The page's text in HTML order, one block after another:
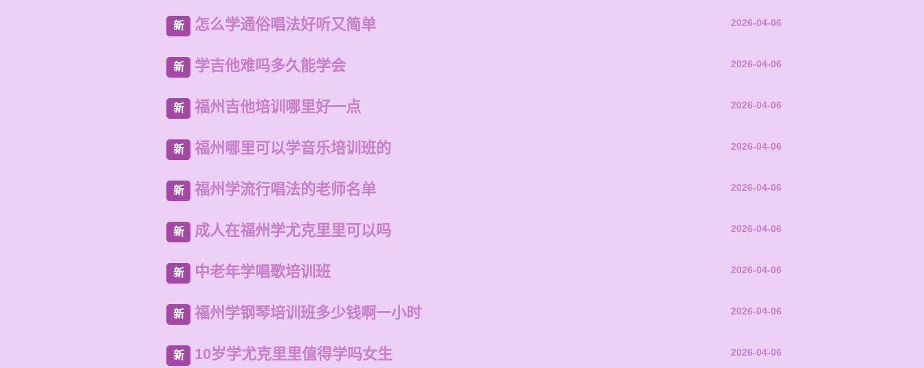
新 怎么学通俗唱法好听又简单 2026-04-06
新 学吉他难吗多久能学会 2026-04-06
新 福州吉他培训哪里好一点 2026-04-06
新 福州哪里可以学音乐培训班的 2026-04-06
新 福州学流行唱法的老师名单 2026-04-06
新 成人在福州学尤克里里可以吗 2026-04-06
新 中老年学唱歌培训班 2026-04-06
新 福州学钢琴培训班多少钱啊一小时 2026-04-06
新 10岁学尤克里里值得学吗女生 2026-04-06